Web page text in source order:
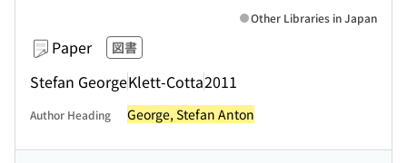
Paper 図書
Stefan GeorgeKlett-Cotta2011
Other Libraries in Japan
Author Heading George, Stefan Anton